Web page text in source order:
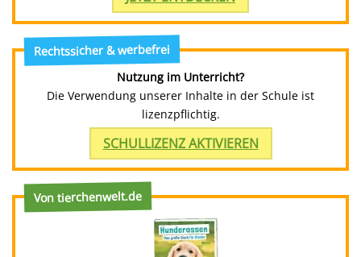
Rechtssicher & werbefrei
Nutzung im Unterricht?
Die Verwendung unserer Inhalte in der Schule ist
lizenzpflichtig.
SCHULLIZENZ AKTIVIEREN
Von tierchenwelt.de